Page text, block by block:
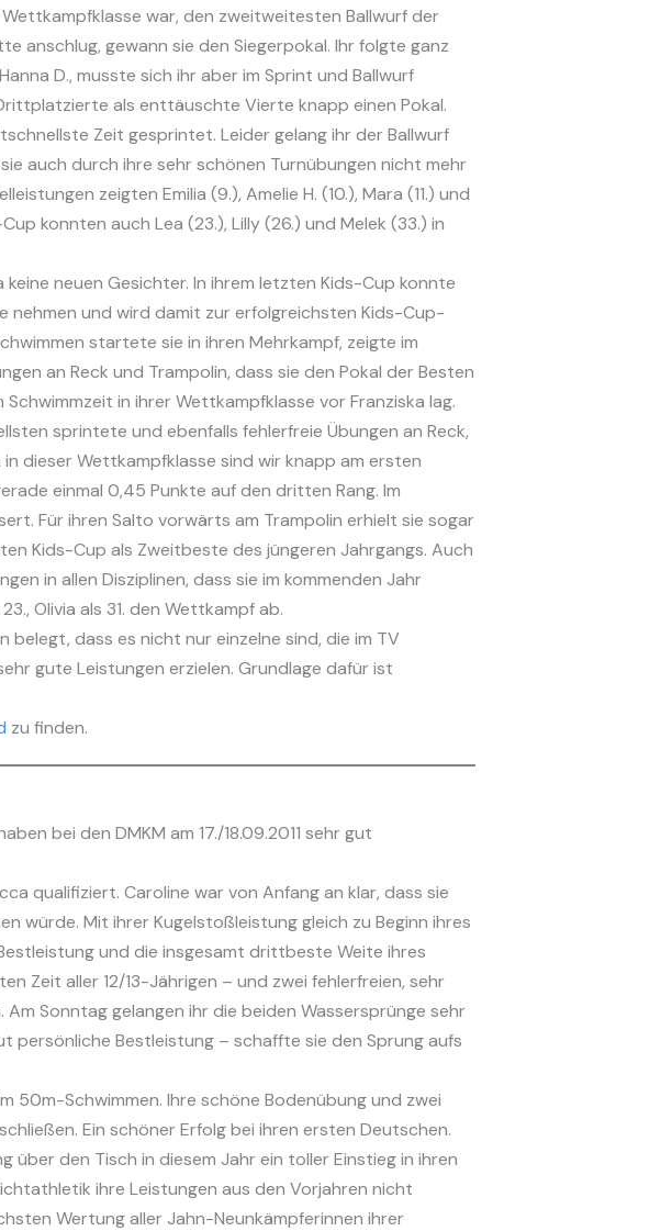
war, den zweitweitesten Ballwurf der
anschlug, gewann sie den Siegerpokal. Ihr folgte ganz
D., musste sich ihr aber im Sprint und Ballwurf
als enttäuschte Vierte knapp einen Pokal.
Zeit gesprintet. Leider gelang ihr der Ballwurf
auch durch ihre sehr schönen Turnübungen nicht mehr
zeigten Emilia (9.), Amelie H. (10.), Mara (11.) und
konnten auch Lea (23.), Lilly (26.) und Melek (33.) in
neuen Gesichter. In ihrem letzten Kids-Cup konnte
nehmen und wird damit zur erfolgreichsten Kids-Cup-
startete sie in ihren Mehrkampf, zeigte im
an Reck und Trampolin, dass sie den Pokal der Besten
in ihrer Wettkampfklasse vor Franziska lag.
sprintete und ebenfalls fehlerfreie Übungen an Reck,
dieser Wettkampfklasse sind wir knapp am ersten
einmal 0,45 Punkte auf den dritten Rang. Im
Für ihren Salto vorwärts am Trampolin erhielt sie sogar
Kids-Cup als Zweitbeste des jüngeren Jahrgangs. Auch
in allen Disziplinen, dass sie im kommenden Jahr
Olivia als 31. den Wettkampf ab.
dass es nicht nur einzelne sind, die im TV
gute Leistungen erzielen. Grundlage dafür ist
zu finden.
bei den DMKM am 17./18.09.2011 sehr gut
qualifiziert. Caroline war von Anfang an klar, dass sie
würde. Mit ihrer Kugelstoßleistung gleich zu Beginn ihres
und die insgesamt drittbeste Weite ihres
Zeit aller 12/13-Jährigen – und zwei fehlerfreien, sehr
Sonntag gelangen ihr die beiden Wassersprünge sehr
Bestleistung – schaffte sie den Sprung aufs
50m-Schwimmen. Ihre schöne Bodenübung und zwei
Ein schöner Erfolg bei ihren ersten Deutschen.
über den Tisch in diesem Jahr ein toller Einstieg in ihren
ihre Leistungen aus den Vorjahren nicht
Wertung aller Jahn-Neunkämpferinnen ihrer